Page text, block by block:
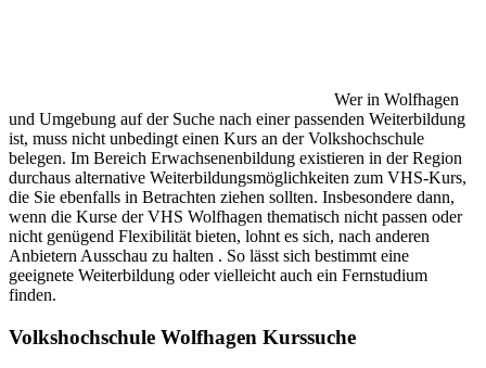
Wer in Wolfhagen
und Umgebung auf der Suche nach einer passenden Weiterbildung
ist, muss nicht unbedingt einen Kurs an der Volkshochschule
belegen. Im Bereich Erwachsenenbildung existieren in der Region
durchaus alternative Weiterbildungsmöglichkeiten zum VHS-Kurs,
die Sie ebenfalls in Betrachten ziehen sollten. Insbesondere dann,
wenn die Kurse der VHS Wolfhagen thematisch nicht passen oder
nicht genügend Flexibilität bieten, lohnt es sich, nach anderen
Anbietern Ausschau zu halten . So lässt sich bestimmt eine
geeignete Weiterbildung oder vielleicht auch ein Fernstudium
finden.
Volkshochschule Wolfhagen Kurssuche